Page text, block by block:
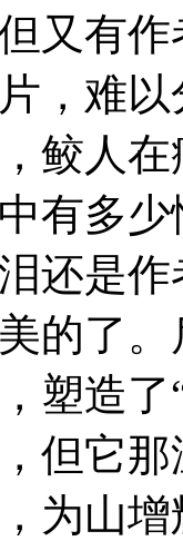
又有
，难
鲛人
有多
还是
的了
塑造
但它
为山